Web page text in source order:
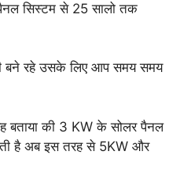
सिस्टम से 25 सालो तक
बने रहे उसके लिए आप समय समय
बताया की 3 KW के सोलर पैनल
है अब इस तरह से 5KW और